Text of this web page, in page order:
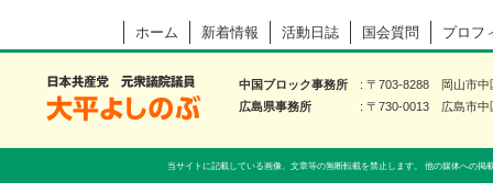
ホーム 新着情報 活動日誌 国会質問 プロフ
大平よしのぶ 日本共産党 前衆議院議員
中国ブロック事務所
〒703-8288 岡山市中
広島県事務所
〒730-0013 広島市中
当サイトに記載している画像、文章等の無断転載を禁止します。 他の媒体への掲